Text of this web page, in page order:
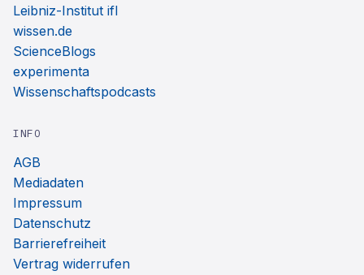
Leibniz-Institut ifl
wissen.de
ScienceBlogs
experimenta
Wissenschaftspodcasts
INFO
AGB
Mediadaten
Impressum
Datenschutz
Barrierefreiheit
Vertrag widerrufen